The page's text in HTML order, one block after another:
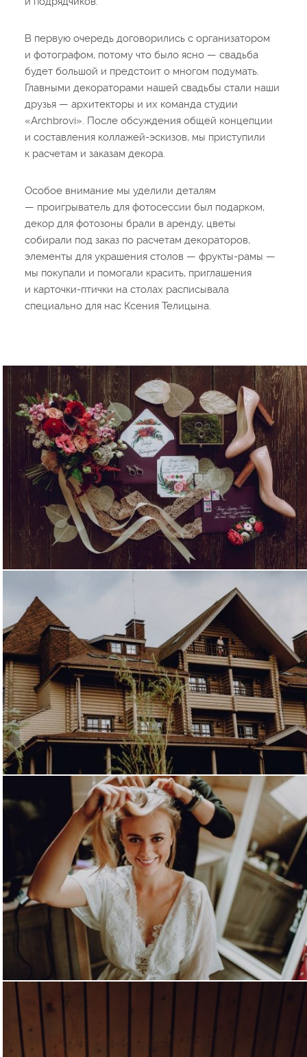
В первую очередь договорились с организатором
и фотографом, потому что было ясно — свадьба
будет большой и предстоит о многом подумать.
Главными декораторами нашей свадьбы стали наши
друзья — архитекторы и их команда студии
«Archbrovi». После обсуждения общей концепции
и составления коллажей-эскизов, мы приступили
к расчетам и заказам декора.
Особое внимание мы уделили деталям
— проигрыватель для фотосессии был подарком,
декор для фотозоны брали в аренду, цветы
собирали под заказ по расчетам декораторов,
элементы для украшения столов — фрукты-рамы —
мы покупали и помогали красить, приглашения
и карточки-птички на столах расписывала
специально для нас Ксения Телицына.